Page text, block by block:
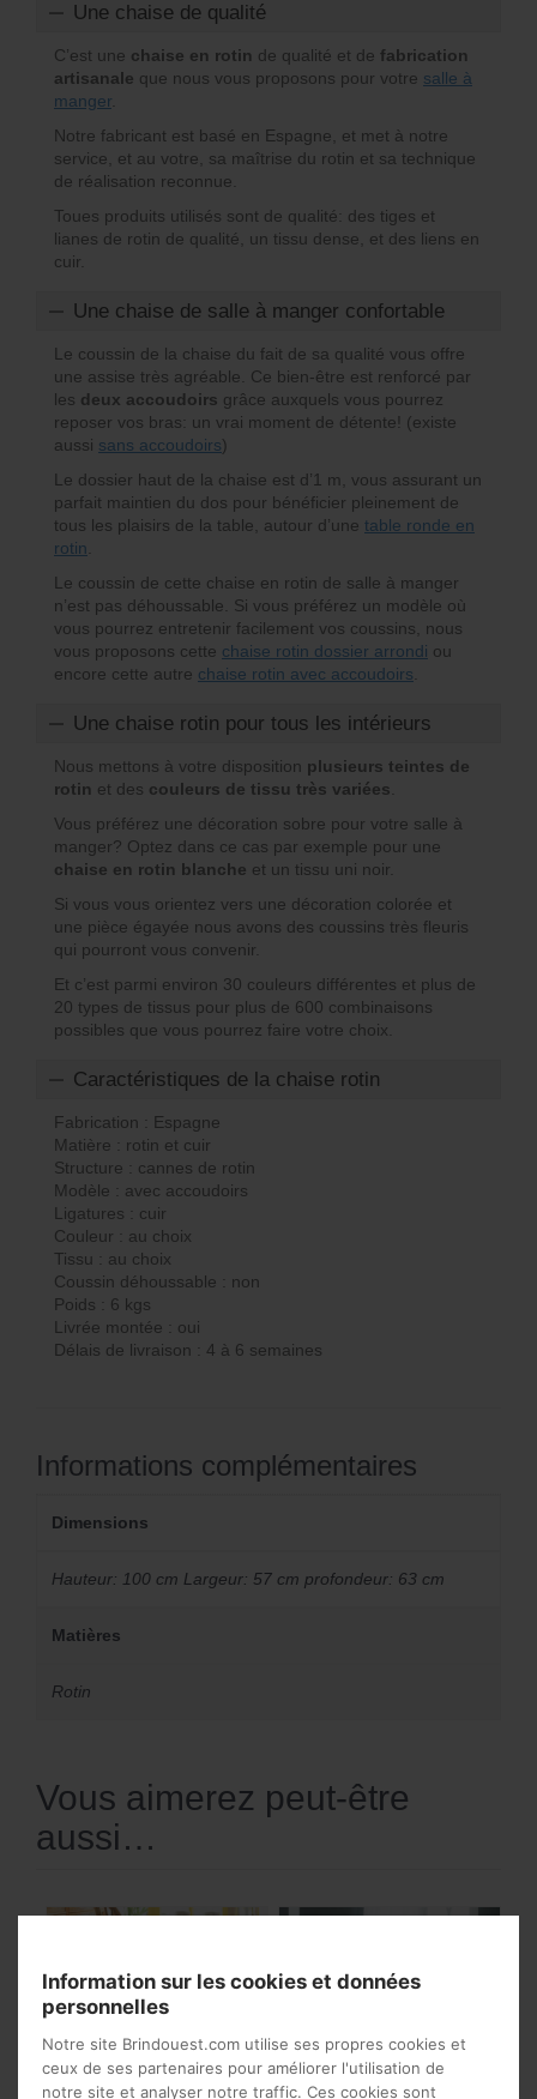
Une chaise de qualité
C’est une chaise en rotin de qualité et de fabrication
artisanale que nous vous proposons pour votre salle à
manger
Notre fabricant est basé en Espagne, et met à notre
service, et au votre, sa maîtrise du rotin et sa technique
de réalisation reconnue.
Toues produits utilisés sont de qualité: des tiges et
lianes de rotin de qualité, un tissu dense, et des liens en
cuir.
Une chaise de salle à manger confortable
Le coussin de la chaise du fait de sa qualité vous offre
une assise très agréable. Ce bien-être est renforcé par
les deux accoudoirs grâce auxquels vous pourrez
reposer vos bras: un vrai moment de détente! (existe
aussi sans accoudoirs)
Le dossier haut de la chaise est d’1 m, vous assurant un
parfait maintien du dos pour bénéficier pleinement de
tous les plaisirs de la table, autour d’une table ronde en
rotin
Le coussin de cette chaise en rotin de salle à manger
n’est pas déhoussable. Si vous préférez un modèle où
vous pourrez entretenir facilement vos coussins, nous
vous proposons cette chaise rotin dossier arrondi ou
encore cette autre chaise rotin avec accoudoirs
Une chaise rotin pour tous les intérieurs
Nous mettons à votre disposition plusieurs teintes de
rotin et des couleurs de tissu très variées
Vous préférez une décoration sobre pour votre salle à
manger? Optez dans ce cas par exemple pour une
chaise en rotin blanche et un tissu uni noir.
Si vous vous orientez vers une décoration colorée et
une pièce égayée nous avons des coussins très fleuris
qui pourront vous convenir.
Et c’est parmi environ 30 couleurs différentes et plus de
20 types de tissus pour plus de 600 combinaisons
possibles que vous pourrez faire votre choix.
Caractéristiques de la chaise rotin
Fabrication : Espagne
Matière : rotin et cuir
Structure : cannes de rotin
Modèle : avec accoudoirs
Ligatures : cuir
Couleur : au choix
Tissu : au choix
Coussin déhoussable : non
Poids : 6 kgs
Livrée montée : oui
Délais de livraison : 4 à 6 semaines
Informations complémentaires
Dimensions
Hauteur: 100 cm Largeur: 57 cm profondeur: 63 cm
Matières
Rotin
Vous aimerez peut-être
aussi…
Information sur les cookies et données
personnelles
Notre site Brindouest.com utilise ses propres cookies et
ceux de ses partenaires pour améliorer l'utilisation de
notre site et analyser notre traffic. Ces cookies sont